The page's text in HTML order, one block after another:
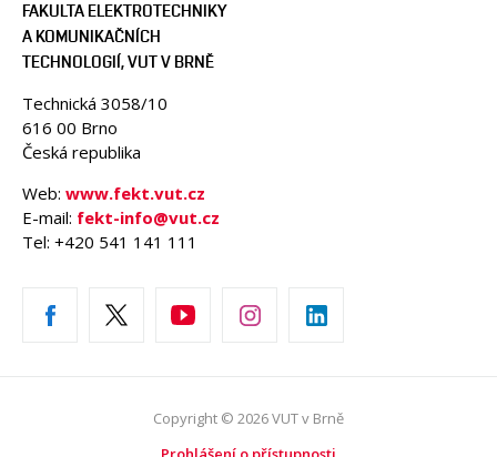
FAKULTA ELEKTROTECHNIKY
A KOMUNIKAČNÍCH
TECHNOLOGIÍ, VUT V BRNĚ
Technická 3058/10
616 00 Brno
Česká republika
Web: www.fekt.vut.cz
E-mail: fekt-info@vut.cz
Tel: +420 541 141 111
Copyright © 2026 VUT v Brně